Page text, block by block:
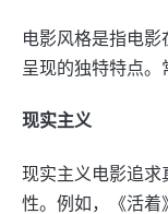
电影风格是指电
呈现的独特特点。
现实主义
现实主义电影追求
性。例如，《活着